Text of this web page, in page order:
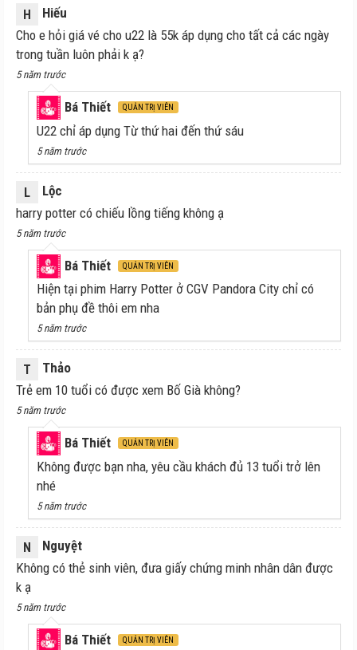
H
Hiếu
Cho e hỏi giá vé cho u22 là 55k áp dụng cho tất cả các ngày
trong tuần luôn phải k ạ?
5 năm trước
Bá Thiết QUẢN TRỊ VIÊN
U22 chỉ áp dụng Từ thứ hai đến thứ sáu
5 năm trước
L
Lộc
harry potter có chiếu lồng tiếng không ạ
5 năm trước
Bá Thiết QUẢN TRỊ VIÊN
Hiện tại phim Harry Potter ở CGV Pandora City chỉ có
bản phụ đề thôi em nha
5 năm trước
T
Thảo
Trẻ em 10 tuổi có được xem Bố Già không?
5 năm trước
Bá Thiết QUẢN TRỊ VIÊN
Không được bạn nha, yêu cầu khách đủ 13 tuổi trở lên
nhé
5 năm trước
N
Nguyệt
Không có thẻ sinh viên, đưa giấy chứng minh nhân dân được
k ạ
5 năm trước
Bá Thiết QUẢN TRỊ VIÊN